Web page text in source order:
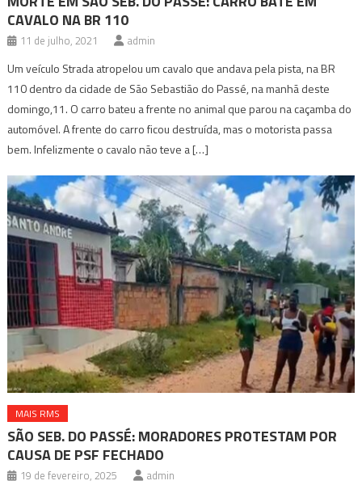
CAVALO NA BR 110
11 de julho, 2021 admin
Um veículo Strada atropelou um cavalo que andava pela pista, na BR
110 dentro da cidade de São Sebastião do Passé, na manhã deste
domingo,11. O carro bateu a frente no animal que parou na caçamba do
automóvel. A frente do carro ficou destruída, mas o motorista passa
bem. Infelizmente o cavalo não teve a […]
MAIS RMS
SÃO SEB. DO PASSÉ: MORADORES PROTESTAM POR
CAUSA DE PSF FECHADO
19 de fevereiro, 2025 admin